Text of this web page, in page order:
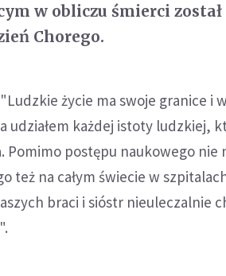
w obliczu śmierci
Chorego.
życie ma swoje granice i
udziałem każdej istoty ludzkiej,
postępu naukowego nie
też na całym świecie w
braci i sióstr nieuleczalnie